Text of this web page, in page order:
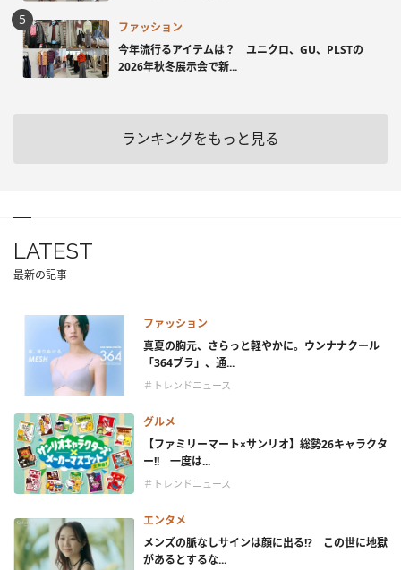
ファッション
今年流行るアイテムは？ ユニクロ、GU、PLSTの
2026年秋冬展示会で新...
ランキングをもっと見る
LATEST
最新の記事
ファッション
真夏の胸元、さらっと軽やかに。ウンナナクール
「364ブラ」、通...
＃トレンドニュース
グルメ
【ファミリーマート×サンリオ】総勢26キャラクタ
ー!! 一度は...
＃トレンドニュース
エンタメ
メンズの脈なしサインは顔に出る!? この世に地獄
があるとするな...